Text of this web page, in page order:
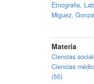
Etnografia,
Miguez,
Materia
Ciencias
Ciencias
(55)